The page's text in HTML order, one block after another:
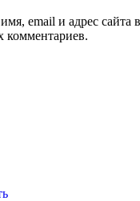
email и адрес сайта